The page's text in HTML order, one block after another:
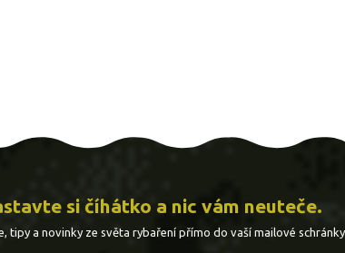
si číhátko a nic vám neuteče.
tipy a novinky ze světa rybaření přímo do vaší mailové